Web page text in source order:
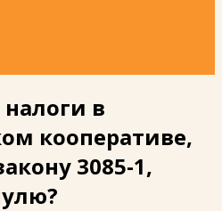
в
кооперативе,
3085-1,